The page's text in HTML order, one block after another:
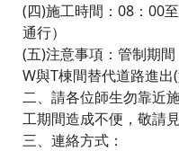
(四)施工時間：08：00
通行）
(五)注意事項：管制期
W與T棟間替代道路進出
二、請各位師生勿靠近
工期間造成不便，敬請見
三、連絡方式：